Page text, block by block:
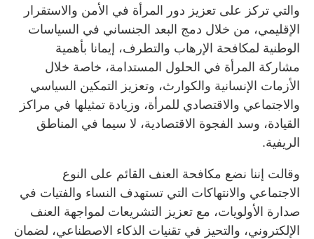
والتي تركز على تعزيز دور المرأة في الأمن والاستقرار
الإقليمي، من خلال دمج البعد الجنساني في السياسات
الوطنية لمكافحة الإرهاب والتطرف، إيمانا بأهمية
مشاركة المرأة في الحلول المستدامة، خاصة خلال
الأزمات الإنسانية والكوارث، وتعزيز التمكين السياسي
والاجتماعي والاقتصادي للمرأة، وزيادة تمثيلها في مراكز
القيادة، وسد الفجوة الاقتصادية، لا سيما في المناطق
الريفية.
وقالت إننا نضع مكافحة العنف القائم على النوع
الاجتماعي والانتهاكات التي تستهدف النساء والفتيات في
صدارة الأولويات، مع تعزيز التشريعات لمواجهة العنف
الإلكتروني، والتحيز في تقنيات الذكاء الاصطناعي، لضمان